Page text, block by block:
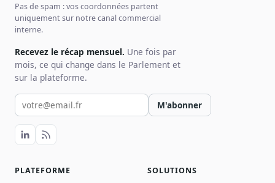
Pas de spam : vos coordonnées partent
uniquement sur notre canal commercial
interne.
Recevez le récap mensuel. Une fois par
mois, ce qui change dans le Parlement et
sur la plateforme.
Votre email pour la newsletter
M'abonner
PLATEFORME SOLUTIONS